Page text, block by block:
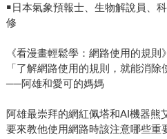
￭日本氣象預報士、生物解說員、
修
《看漫畫輕鬆學：網路使用的規則》
「了解網路使用的規則，就能消除
──阿雄和愛可的媽媽
阿雄最崇拜的網紅佩塔和AI機器熊
要來教他使用網路時該注意哪些重